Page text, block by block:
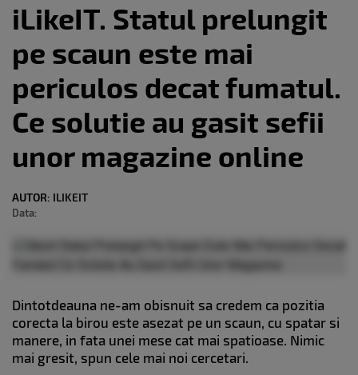
iLikeIT. Statul prelungit
pe scaun este mai
periculos decat fumatul.
Ce solutie au gasit sefii
unor magazine online
AUTOR: ILIKEIT
Data:
Dintotdeauna ne-am obisnuit sa credem ca pozitia
corecta la birou este asezat pe un scaun, cu spatar si
manere, in fata unei mese cat mai spatioase. Nimic
mai gresit, spun cele mai noi cercetari.